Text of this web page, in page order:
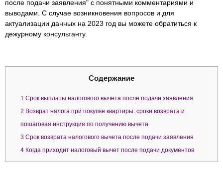
после подачи заявления" с понятными комментариями и
выводами. С случае возникновения вопросов и для
актуализации данных на 2023 год вы можете обратиться к
дежурному консультанту.
Содержание
1 Срок выплаты налогового вычета после подачи заявления
2 Возврат налога при покупке квартиры: сроки возврата и
пошаговая инструкция по получению вычета
3 Срок возврата налогового вычета после подачи заявления
4 Когда приходит налоговый вычет после подачи документов